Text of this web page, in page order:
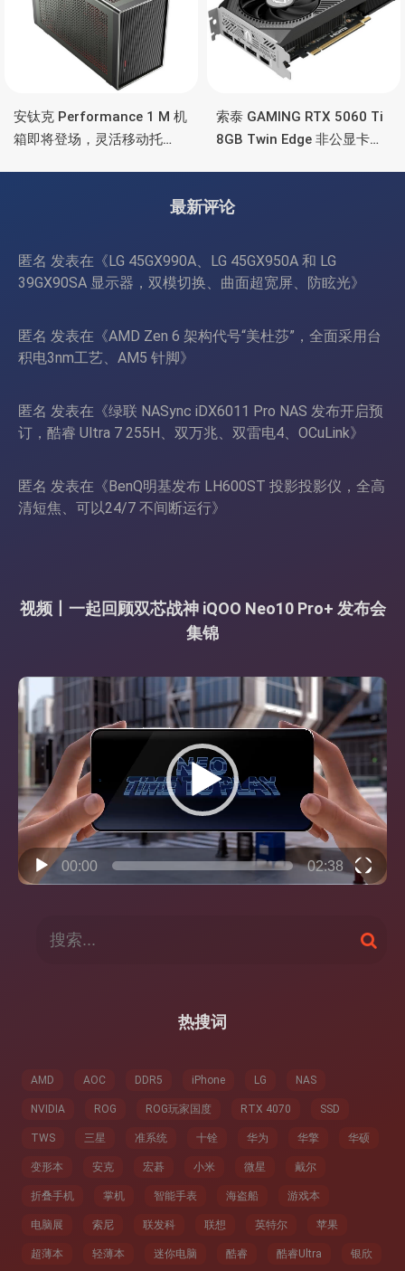
安钛克 Performance 1 M 机
箱即将登场，灵活移动托
索泰 GAMING RTX 5060 Ti
8GB Twin Edge 非公显卡，
最新评论
匿名 发表在《LG 45GX990A、LG 45GX950A 和 LG
39GX90SA 显示器，双模切换、曲面超宽屏、防眩光》
匿名 发表在《AMD Zen 6 架构代号“美杜莎”，全面采用台
积电3nm工艺、AM5 针脚》
匿名 发表在《绿联 NASync iDX6011 Pro NAS 发布开启预
订，酷睿 Ultra 7 255H、双万兆、双雷电4、OCuLink》
匿名 发表在《BenQ明基发布 LH600ST 投影投影仪，全高
清短焦、可以24/7 不间断运行》
视频丨一起回顾双芯战神 iQOO Neo10 Pro+ 发布会
集锦
视
频
播
放
00:00 02:38
搜
索
热搜词
AMD AOC DDR5 iPhone LG NAS
NVIDIA ROG ROG玩家国度 RTX 4070 SSD
TWS 三星 准系统 十铨 华为 华擎 华硕
变形本 安克 宏碁 小米 微星 戴尔
折叠手机 掌机 智能手表 海盗船 游戏本
电脑展 索尼 联发科 联想 英特尔 苹果
超薄本 轻薄本 迷你电脑 酷睿 酷睿Ultra 银欣